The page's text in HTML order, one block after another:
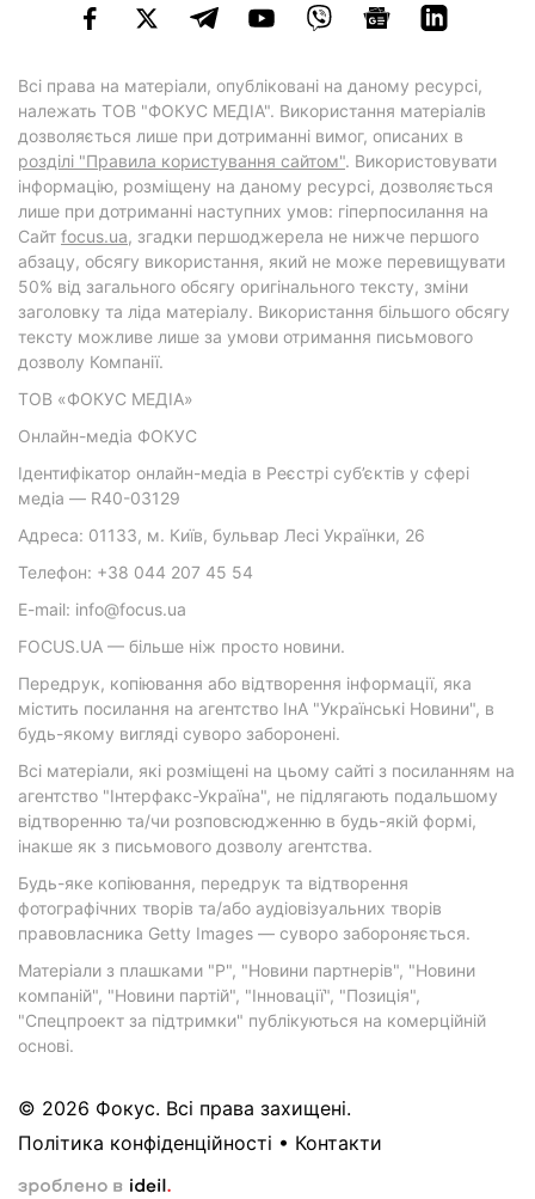
Всі права на матеріали, опубліковані на даному ресурсі,
належать ТОВ "ФОКУС МЕДІА". Використання матеріалів
дозволяється лише при дотриманні вимог, описаних в
розділі "Правила користування сайтом". Використовувати
інформацію, розміщену на даному ресурсі, дозволяється
лише при дотриманні наступних умов: гіперпосилання на
Cайт focus.ua, згадки першоджерела не нижче першого
абзацу, обсягу використання, який не може перевищувати
50% від загального обсягу оригінального тексту, зміни
заголовку та ліда матеріалу. Використання більшого обсягу
тексту можливе лише за умови отримання письмового
дозволу Компанії.
ТОВ «ФОКУС МЕДІА»
Онлайн-медіа ФОКУС
Ідентифікатор онлайн-медіа в Реєстрі суб’єктів у сфері
медіа — R40-03129
Адреса: 01133, м. Київ, бульвар Лесі Українки, 26
Телефон: +38 044 207 45 54
E-mail: info@focus.ua
FOCUS.UA — більше ніж просто новини.
Передрук, копіювання або відтворення інформації, яка
містить посилання на агентство ІнА "Українські Новини", в
будь-якому вигляді суворо заборонені.
Всі матеріали, які розміщені на цьому сайті з посиланням на
агентство "Інтерфакс-Україна", не підлягають подальшому
відтворенню та/чи розповсюдженню в будь-якій формі,
інакше як з письмового дозволу агентства.
Будь-яке копіювання, передрук та відтворення
фотографічних творів та/або аудіовізуальних творів
правовласника Getty Images — суворо забороняється.
Матеріали з плашками "Р", "Новини партнерів", "Новини
компаній", "Новини партій", "Інновації", "Позиція",
"Спецпроект за підтримки" публікуються на комерційній
основі.
© 2026 Фокус. Всі права захищені.
Політика конфіденційності • Контакти